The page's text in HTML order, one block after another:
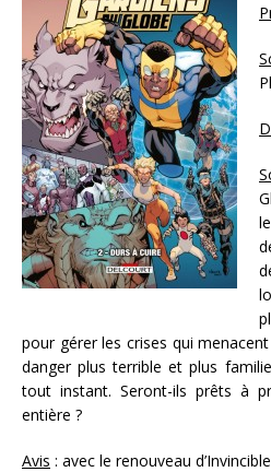
pour gérer les crises qui
danger plus terrible et plus
tout instant. Seront-ils prêts à
entière ?
Avis : avec le renouveau